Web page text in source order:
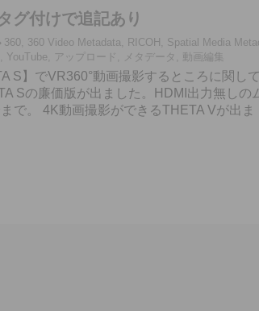
グ付けで追記あり
360 , 360 Video Metadata, RICOH , Spatial Media
, YouTube, アップロード , メタデータ , 動画編集
S】でVR360°動画撮影するところに関し
Sの廉価版が出ました。HDMI出力無しの
で。 4K動画撮影ができるTHETA Vが出ま